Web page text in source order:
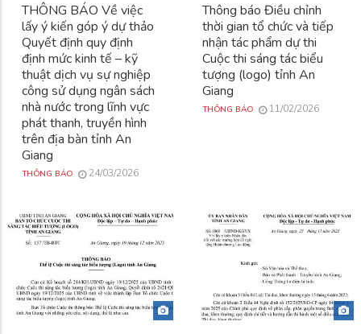
THÔNG BÁO Về việc
lấy ý kiến góp ý dự thảo
Quyết định quy định
định mức kinh tế – kỹ
thuật dịch vụ sự nghiệp
công sử dụng ngân sách
nhà nước trong lĩnh vực
phát thanh, truyền hình
trên địa bàn tỉnh An
Giang
THÔNG BÁO 24/03/2026
Thông báo Điều chỉnh
thời gian tổ chức và tiếp
nhận tác phẩm dự thi
Cuộc thi sáng tác biểu
tượng (logo) tỉnh An
Giang
THÔNG BÁO 11/02/2026